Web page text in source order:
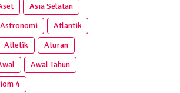
Asia Selatan
Astronomi
Atlantik
Atletik
Aturan
Awal Tahun
4